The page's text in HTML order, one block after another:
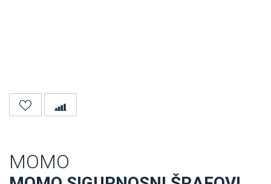
MOMO